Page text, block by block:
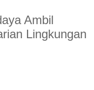
Ambil
Lingkungan